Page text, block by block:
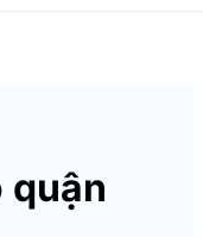
quận